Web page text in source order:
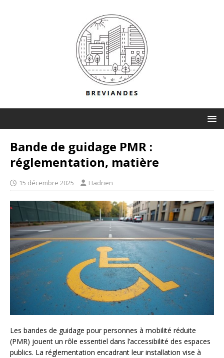
Bande de guidage PMR :
réglementation, matière
15 décembre 2025 Hadrien
Les bandes de guidage pour personnes à mobilité réduite
(PMR) jouent un rôle essentiel dans l’accessibilité des espaces
publics. La réglementation encadrant leur installation vise à